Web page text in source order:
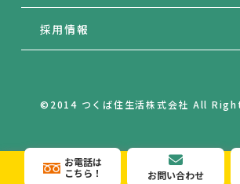
お電話は
こちら！
お問い合わせ
採用情報
©2014 つくば住生活株式会社 All